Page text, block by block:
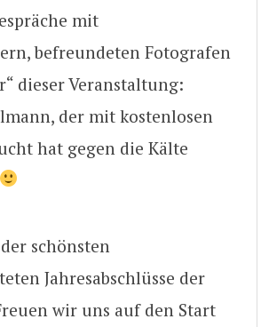
mit
befreundeten Fotografen
dieser Veranstaltung:
der mit kostenlosen
hat gegen die Kälte
schönsten
Jahresabschlüsse der
wir uns auf den Start